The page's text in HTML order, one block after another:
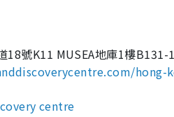
18號K11 MUSEA地庫1樓B131-
hong-
centre